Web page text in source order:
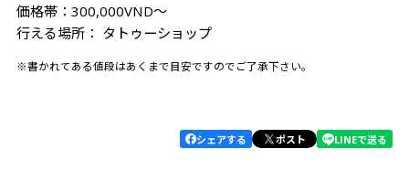
価格帯：300,000VND～
行える場所： タトゥーショップ
※書かれてある値段はあくまで目安ですのでご了承下さい。
シェアする ポスト LINEで送る